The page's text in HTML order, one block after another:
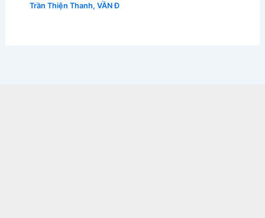
Trần Thiện Thanh, VẦN Đ